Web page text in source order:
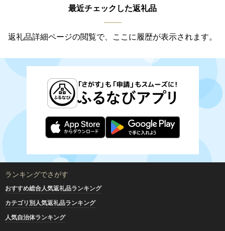
最近チェックした返礼品
返礼品詳細ページの閲覧で、ここに履歴が表示されます。
ランキングでさがす
おすすめ総合人気返礼品ランキング
カテゴリ別人気返礼品ランキング
人気自治体ランキング